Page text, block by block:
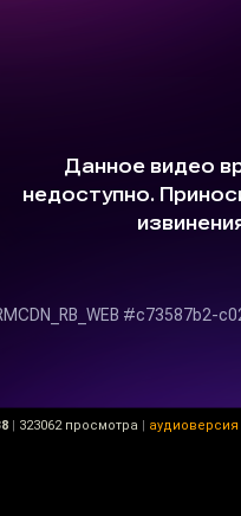
| 323062 просмотра | аудиоверсия